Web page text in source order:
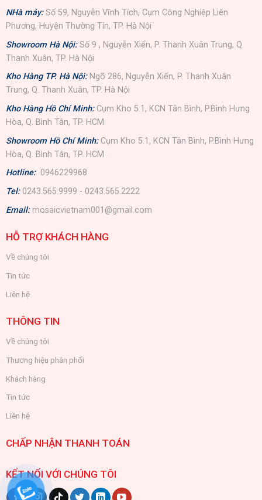
NHà máy: Số 59, Nguyễn Vĩnh Tích, Cụm Công Nghiệp Liên
Phương, Huyện Thường Tín, TP. Hà Nội
Showroom Hà Nội: Số 9 , Nguyễn Xiển, P. Thanh Xuân Trung, Q.
Thanh Xuân, TP. Hà Nội
Kho Hàng TP. Hà Nội: Ngõ 286, Nguyễn Xiển, P. Thanh Xuân
Trung, Q. Thanh Xuân, TP. Hà Nội
Kho Hàng Hồ Chí Minh: Cụm Kho 5.1, KCN Tân Bình, P.Bình Hưng
Hòa, Q. Bình Tân, TP. HCM
Showroom Hồ Chí Minh: Cụm Kho 5.1, KCN Tân Bình, P.Bình Hưng
Hòa, Q. Bình Tân, TP. HCM
Hotline: 0946229968
Tel: 0243.565.9999 - 0243.565.2222
Email: mosaicvietnam001@gmail.com
HỖ TRỢ KHÁCH HÀNG
Về chúng tôi
Tin tức
Liên hệ
THÔNG TIN
Về chúng tôi
Thương hiệu phân phối
Khách hàng
Tin tức
Liên hệ
CHẤP NHẬN THANH TOÁN
KẾT NỐI VỚI CHÚNG TÔI